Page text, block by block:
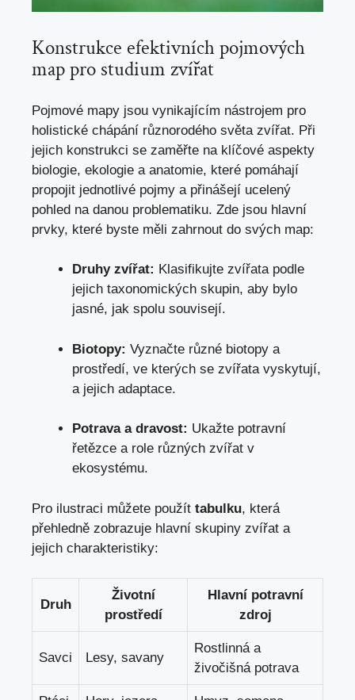
Konstrukce efektivních pojmových
map pro studium zvířat
Pojmové mapy jsou vynikajícím nástrojem pro
holistické chápání různorodého světa zvířat. Při
jejich konstrukci se zaměřte na klíčové aspekty
biologie, ekologie a anatomie, které pomáhají
propojit jednotlivé pojmy a přinášejí ucelený
pohled na danou problematiku. Zde jsou hlavní
prvky, které byste měli zahrnout do svých map:
Druhy zvířat: Klasifikujte zvířata podle
jejich taxonomických skupin, aby bylo
jasné, jak spolu souvisejí.
Biotopy: Vyznačte různé biotopy a
prostředí, ve kterých se zvířata vyskytují,
a jejich adaptace.
Potrava a dravost: Ukažte potravní
řetězce a role různých zvířat v
ekosystému.
Pro ilustraci můžete použít tabulku, která
přehledně zobrazuje hlavní skupiny zvířat a
jejich charakteristiky:
Druh
Životní
prostředí
Hlavní potravní
zdroj
Savci Lesy, savany
Rostlinná a
živočišná potrava